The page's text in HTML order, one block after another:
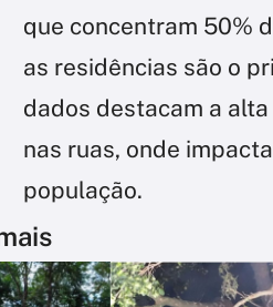
que concentram 50%
as residências são o
dados destacam a
nas ruas, onde
população.